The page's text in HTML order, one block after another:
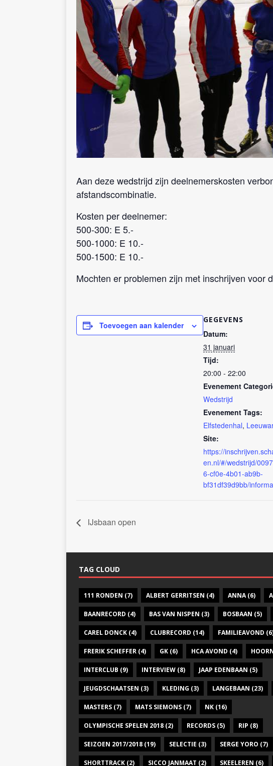
Aan deze wedstrijd zijn deelnemerskosten
afstandscombinatie.
Kosten per deelnemer:
500-300: E 5.-
500-1000: E 10.-
500-1500: E 10.-
Mochten er problemen zijn met inschrijven voor
Toevoegen aan kalender
GEGEVENS
Datum:
31 januari
Tijd:
20:00 - 22:00
Evenement
Wedstrijd
Evenement Tags:
Elfstedenhal,
Site:
https://
en.nl/#/wedstrijd/
6-cf0e-4b01-ab9b-
bf31df39d9bb/
IJsbaan open
TAG CLOUD
111 RONDEN (7) ALBERT GERRITSEN (4) ANNA(6)
BAANRECORD (4) BAS VAN NISPEN (3) BOSBAAN (5)
CAREL DONCK (4) CLUBRECORD (14) FAMILIEAVOND
FRERIK SCHEFFER (4) GK (6) HCA AVOND (4)
INTERCLUB (9) INTERVIEW (8) JAAP EDENBAAN (5)
JEUGDSCHAATSEN (3) KLEDING (3) LANGEBAAN (23)
MASTERS (7) MATS SIEMONS (7) NK (16)
OLYMPISCHE SPELEN 2018 (2) RECORDS (5) RIP (8)
SEIZOEN 2017/2018 (19) SELECTIE (3) SERGE YORO (7)
SHORTTRACK (2) SICCO JANMAAT (2) SKEELEREN (6)